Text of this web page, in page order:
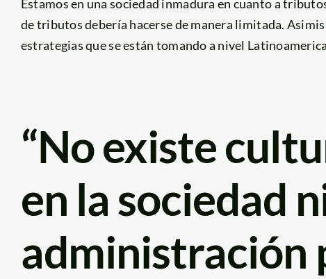
Estamos en una sociedad inmadura en cuanto a
de tributos debería hacerse de manera limitada.
estrategias que se están tomando a nivel
“No existe
en la sociedad
administración